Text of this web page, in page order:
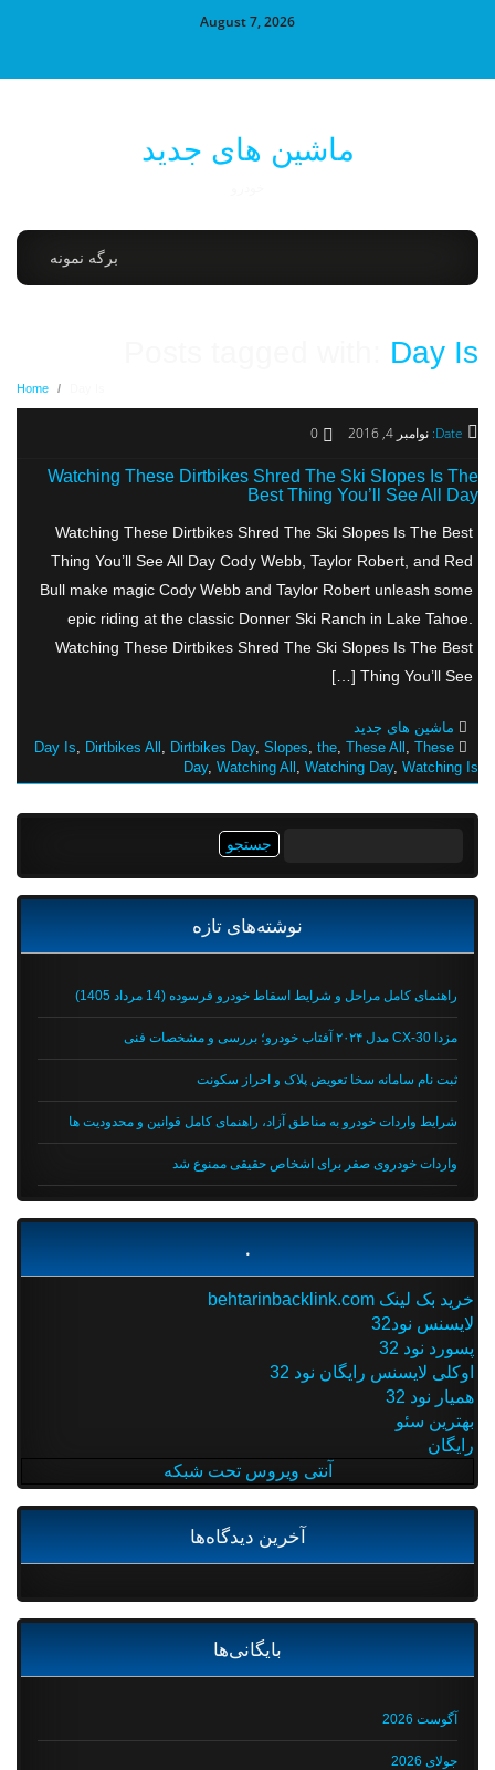
August 7, 2026
ماشین های جدید
برگه نمونه
Posts tagged with:Day Is
Home
Date: نوامبر 4, 2016 0
Watching These Dirtbikes Shred The Ski Slopes Is The
Best Thing You’ll See All Day
Watching These Dirtbikes Shred The Ski Slopes Is The Best
Thing You’ll See All Day Cody Webb, Taylor Robert, and Red
Bull make magic Cody Webb and Taylor Robert unleash some
epic riding at the classic Donner Ski Ranch in Lake Tahoe.
Watching These Dirtbikes Shred The Ski Slopes Is The Best
Thing You’ll See […]
ماشین های جدید
Day Is,Dirtbikes All,Dirtbikes Day,Slopes,the,These All,These
Day,Watching All,Watching Day,Watching Is
نوشته‌های تازه
راهنمای کامل مراحل و شرایط اسقاط خودرو فرسوده (14 مرداد 1405)
مزدا CX-30 مدل ۲۰۲۴ آفتاب خودرو؛ بررسی و مشخصات فنی
ثبت نام سامانه سخا تعویض پلاک و احراز سکونت
شرایط واردات خودرو به مناطق آزاد، راهنمای کامل قوانین و محدودیت ها
واردات خودروی صفر برای اشخاص حقیقی ممنوع شد
خرید بک لینک behtarinbacklink.com
لایسنس نود32
پسورد نود 32
اوکلی لایسنس رایگان نود 32
همیار نود 32
بهترین سئو
رایگان
آنتی ویروس تحت شبکه
آخرین دیدگاه‌ها
بایگانی‌ها
آگوست 2026
جولای 2026